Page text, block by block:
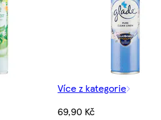
Více z kategorie
69,90 Kč